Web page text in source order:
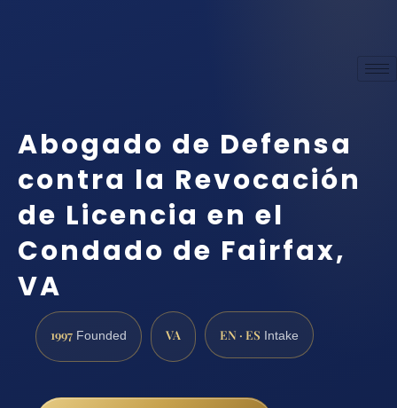
Abogado de Defensa
contra la Revocación
de Licencia en el
Condado de Fairfax,
VA
1997 Founded VA EN · ES Intake